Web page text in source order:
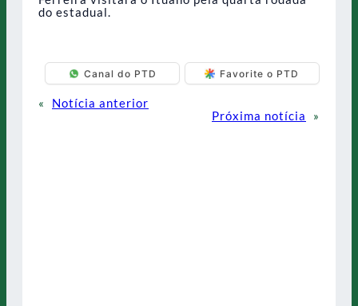
do estadual.
Canal do PTD Favorite o PTD
«
Notícia anterior
Próxima notícia
»